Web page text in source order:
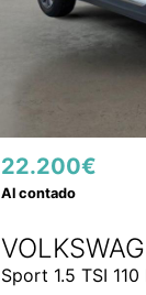
22.200€
Al contado
Sport 1.5 TSI